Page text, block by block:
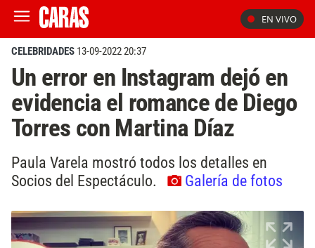
EN VIVO
CELEBRIDADES 13-09-2022 20:37
Un error en Instagram dejó en
evidencia el romance de Diego
Torres con Martina Díaz
Paula Varela mostró todos los detalles en
Socios del Espectáculo.
Galería de fotos